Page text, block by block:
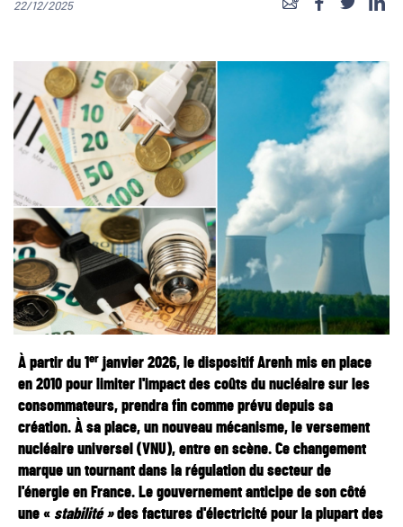
22/12/2025
À partir du 1 er janvier 2026, le dispositif Arenh mis en place
en 2010 pour limiter l'impact des coûts du nucléaire sur les
consommateurs, prendra fin comme prévu depuis sa
création. À sa place, un nouveau mécanisme, le versement
nucléaire universel (VNU), entre en scène. Ce changement
marque un tournant dans la régulation du secteur de
l'énergie en France. Le gouvernement anticipe de son côté
une « stabilité »des factures d'électricité pour la plupart des